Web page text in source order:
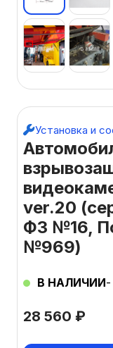
ver.20
ФЗ №16,
№969)
28 560 ₽
В НАЛИЧИИ-
Установка и